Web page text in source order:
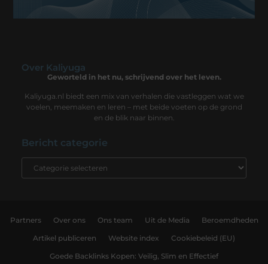
Over Kaliyuga
Geworteld in het nu, schrijvend over het leven.
Kaliyuga.nl biedt een mix van verhalen die vastleggen wat we
voelen, meemaken en leren – met beide voeten op de grond
en de blik naar binnen.
Bericht categorie
Partners Over ons Ons team Uit de Media Beroemdheden
Artikel publiceren Website index Cookiebeleid (EU)
Goede Backlinks Kopen: Veilig, Slim en Effectief